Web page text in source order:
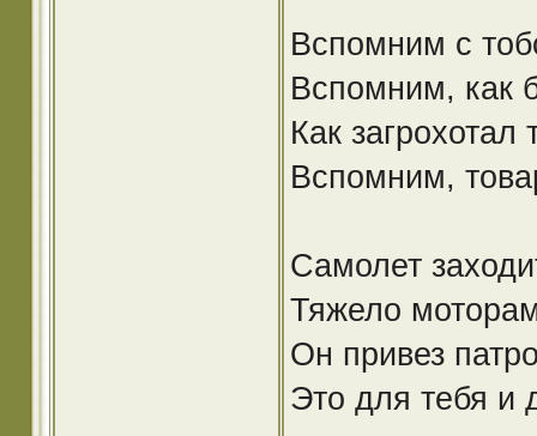
Вспомним с
Вспомним, как
Как
Вспомним,
Самолет
Тяжело
Он привез
Это для тебя и